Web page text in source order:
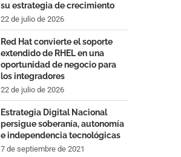
su estrategia de crecimiento
22 de julio de 2026
Red Hat convierte el soporte
extendido de RHEL en una
oportunidad de negocio para
los integradores
22 de julio de 2026
Estrategia Digital Nacional
persigue soberanía, autonomía
e independencia tecnológicas
7 de septiembre de 2021